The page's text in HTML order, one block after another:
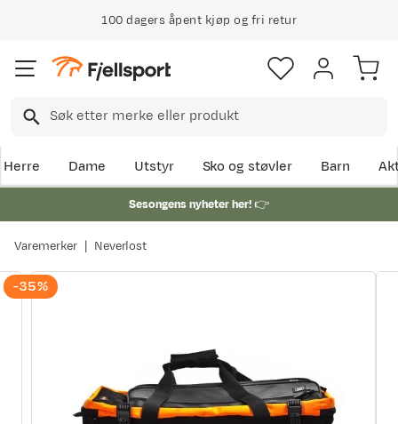
100 dagers åpent kjøp og fri retur
Herre Dame Utstyr Sko og støvler Barn
Sesongens nyheter her!👉
Varemerker Neverlost
-35%